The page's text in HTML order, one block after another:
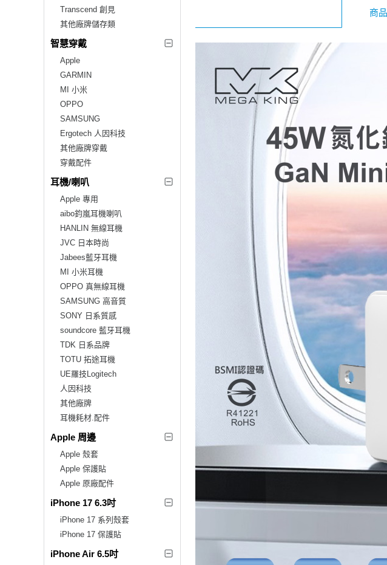
Transcend 創見
其他廠牌儲存類
智慧穿戴
Apple
GARMIN
MI 小米
OPPO
SAMSUNG
Ergotech 人因科技
其他廠牌穿戴
穿戴配件
耳機/喇叭
Apple 專用
aibo鈞嵐耳機喇叭
HANLIN 無線耳機
JVC 日本時尚
Jabees藍牙耳機
MI 小米耳機
OPPO 真無線耳機
SAMSUNG 高音質
SONY 日系質感
soundcore 藍牙耳機
TDK 日系品牌
TOTU 拓途耳機
UE羅技Logitech
人因科技
其他廠牌
耳機耗材.配件
Apple 周邊
Apple 殼套
Apple 保護貼
Apple 原廠配件
iPhone 17 6.3吋
iPhone 17 系列殼套
iPhone 17 保護貼
iPhone Air 6.5吋
商